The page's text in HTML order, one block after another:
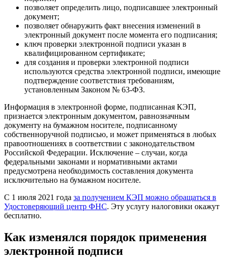
позволяет определить лицо, подписавшее электронный
документ;
позволяет обнаружить факт внесения изменений в
электронный документ после момента его подписания;
ключ проверки электронной подписи указан в
квалифицированном сертификате;
для создания и проверки электронной подписи
используются средства электронной подписи, имеющие
подтверждение соответствия требованиям,
установленным Законом № 63-ФЗ.
Информация в электронной форме, подписанная КЭП,
признается электронным документом, равнозначным
документу на бумажном носителе, подписанному
собственноручной подписью, и может применяться в любых
правоотношениях в соответствии с законодательством
Российской Федерации. Исключение – случаи, когда
федеральными законами и нормативными актами
предусмотрена необходимость составления документа
исключительно на бумажном носителе.
С 1 июля 2021 года за получением КЭП можно обращаться в
Удостоверяющий центр ФНС. Эту услугу налоговики окажут
бесплатно.
Как изменялся порядок применения
электронной подписи